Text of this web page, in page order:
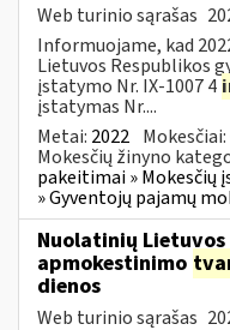
Web turinio sąrašas
Informuojame, kad
Lietuvos Respublikos
įstatymo Nr. IX-1007 4
įstatymas Nr....
Metai: 2022 Mokesčiai:
Mokesčių žinyno
pakeitimai » Mokesčių
» Gyventojų pajamų
Nuolatinių
apmokestinimo
dienos
Web turinio sąrašas